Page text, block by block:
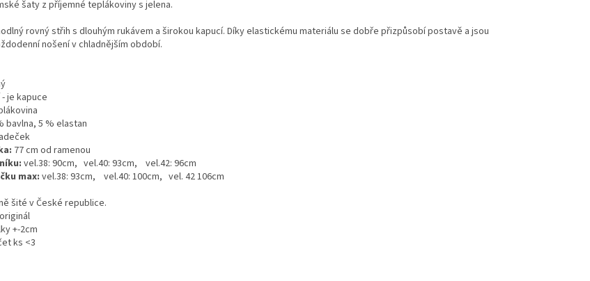
šaty z příjemné teplákoviny s jelena.
rovný střih s dlouhým rukávem a širokou kapucí. Díky elastickému materiálu se dobře přizpůsobí postavě a jsou
nošení v chladnějším období.
je kapuce
bavlna, 5 % elastan
77 cm od ramenou
vel.38: 90cm, vel.40: 93cm, vel.42: 96cm
max:vel.38: 93cm, vel.40: 100cm, vel. 42 106cm
šité v České republice.
+-2cm
ks <3